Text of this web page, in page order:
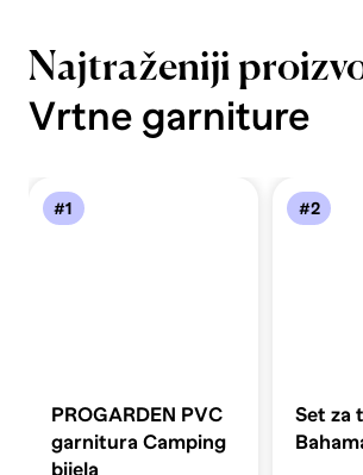
Najtraženiji
Vrtne garniture
#1
PROGARDEN PVC
garnitura Camping
bijela
#2
Set za